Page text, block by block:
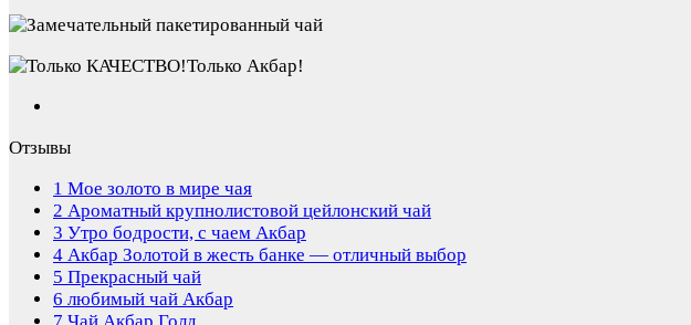
Отзывы
1 Мое золото в мире чая
2 Ароматный крупнолистовой цейлонский чай
3 Утро бодрости, с чаем Акбар
4 Акбар Золотой в жесть банке — отличный выбор
5 Прекрасный чай
6 любимый чай Акбар